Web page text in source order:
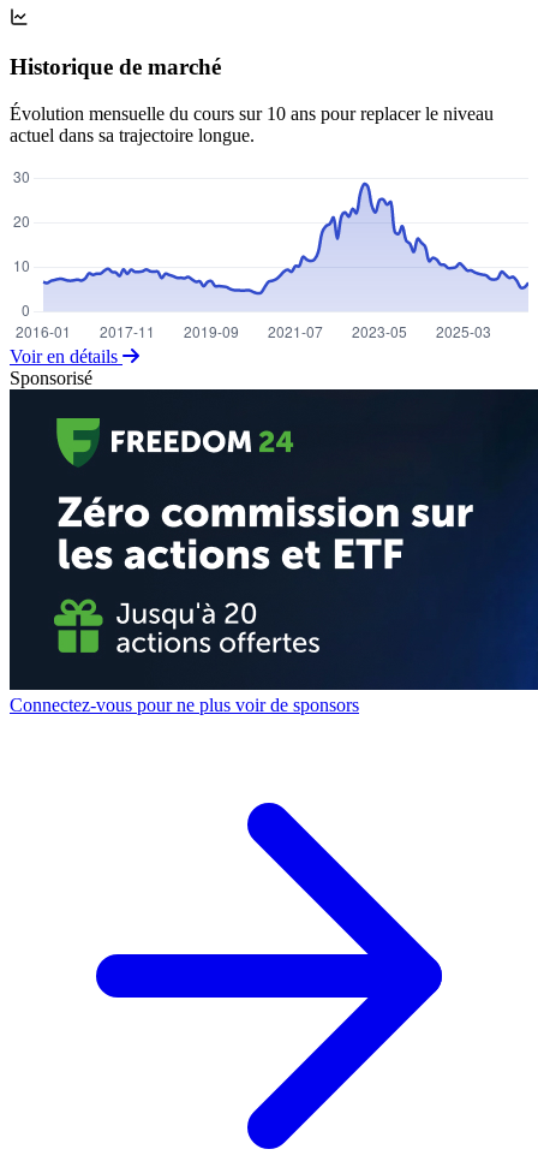
Historique de marché
Évolution mensuelle du cours sur 10 ans pour replacer le niveau
actuel dans sa trajectoire longue.
Voir en détails
Sponsorisé
Connectez-vous pour ne plus voir de sponsors